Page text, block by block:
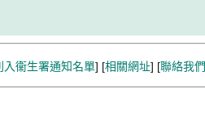
入衞生署通知名單] [相關網址] [聯絡我們